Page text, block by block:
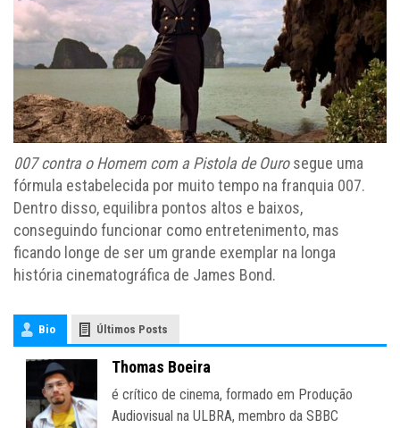
007 contra o Homem com a Pistola de Ourosegue uma
fórmula estabelecida por muito tempo na franquia 007.
Dentro disso, equilibra pontos altos e baixos,
conseguindo funcionar como entretenimento, mas
ficando longe de ser um grande exemplar na longa
história cinematográfica de James Bond.
Bio Últimos Posts
Thomas Boeira
é crítico de cinema, formado em Produção
Audiovisual na ULBRA, membro da SBBC